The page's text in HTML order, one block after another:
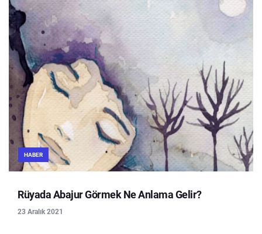
HABER
Rüyada Abajur Görmek Ne Anlama Gelir?
23 Aralık 2021